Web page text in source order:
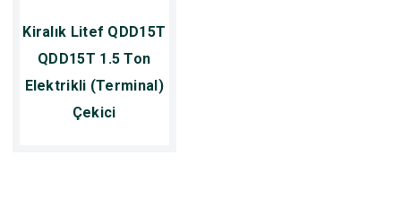
Kiralık Litef QDD15T
QDD15T 1.5 Ton
Elektrikli (Terminal)
Çekici